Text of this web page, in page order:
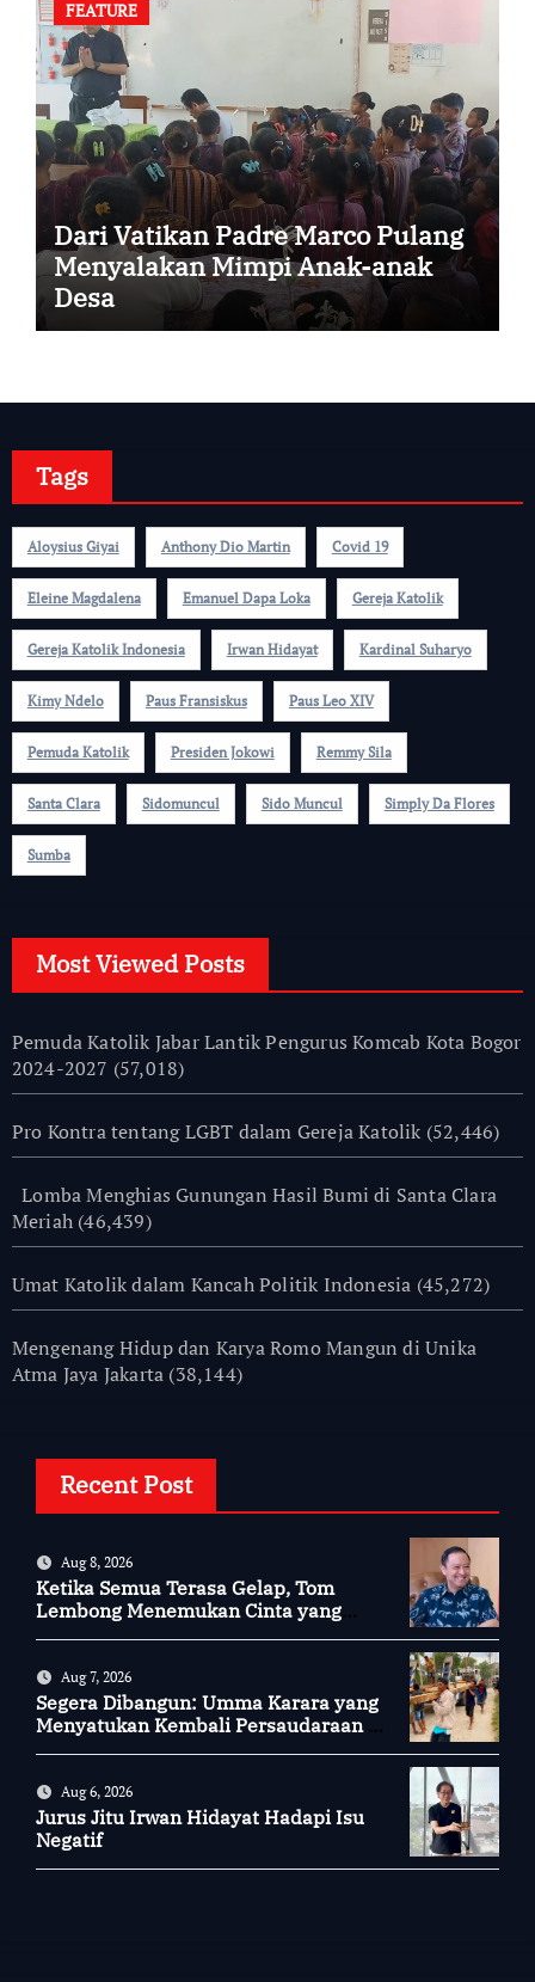
FEATURE
Dari Vatikan Padre Marco Pulang
Menyalakan Mimpi Anak-anak
Desa
Tags
Aloysius Giyai Anthony Dio Martin Covid 19
Eleine Magdalena Emanuel Dapa Loka Gereja Katolik
Gereja Katolik Indonesia Irwan Hidayat Kardinal Suharyo
Kimy Ndelo Paus Fransiskus Paus Leo XIV
Pemuda Katolik Presiden Jokowi Remmy Sila
Santa Clara Sidomuncul Sido Muncul Simply Da Flores
Sumba
Most Viewed Posts
Pemuda Katolik Jabar Lantik Pengurus Komcab Kota Bogor
2024-2027 (57,018)
Pro Kontra tentang LGBT dalam Gereja Katolik (52,446)
Lomba Menghias Gunungan Hasil Bumi di Santa Clara
Meriah (46,439)
Umat Katolik dalam Kancah Politik Indonesia (45,272)
Mengenang Hidup dan Karya Romo Mangun di Unika
Atma Jaya Jakarta (38,144)
Recent Post
Aug 8, 2026
Ketika Semua Terasa Gelap, Tom
Lembong Menemukan Cinta yang
Aug 7, 2026
Segera Dibangun: Umma Karara yang
Menyatukan Kembali Persaudaraan di
Aug 6, 2026
Jurus Jitu Irwan Hidayat Hadapi Isu
Negatif